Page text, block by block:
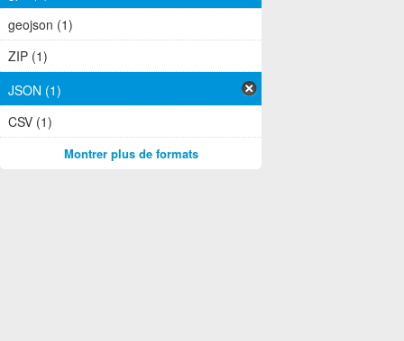
geojson (1)
ZIP (1)
JSON (1)
CSV (1)
Montrer plus de formats